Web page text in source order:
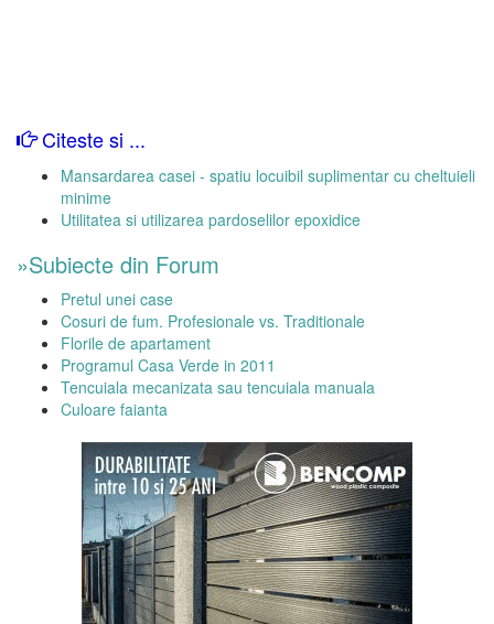
Citeste si ...
Mansardarea casei - spatiu locuibil suplimentar cu cheltuieli
minime
Utilitatea si utilizarea pardoselilor epoxidice
»Subiecte din Forum
Pretul unei case
Cosuri de fum. Profesionale vs. Traditionale
Florile de apartament
Programul Casa Verde in 2011
Tencuiala mecanizata sau tencuiala manuala
Culoare faianta